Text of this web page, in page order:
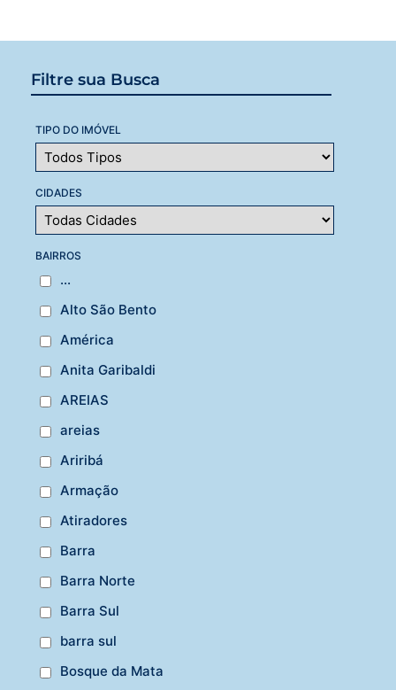
Filtre sua Busca
TIPO DO IMÓVEL
CIDADES
BAIRROS
...
Alto São Bento
América
Anita Garibaldi
AREIAS
areias
Ariribá
Armação
Atiradores
Barra
Barra Norte
Barra Sul
barra sul
Bosque da Mata